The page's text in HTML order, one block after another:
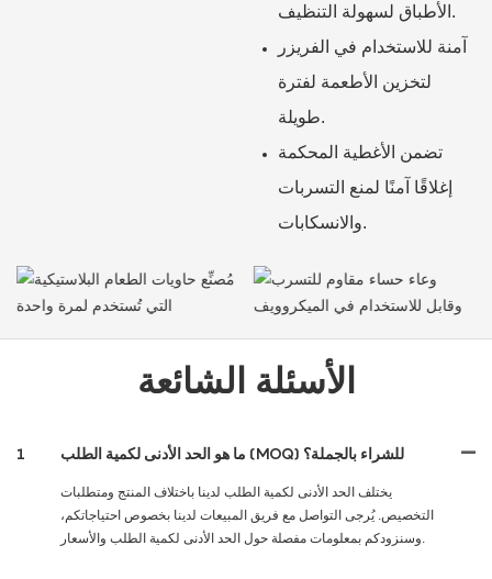
الأطباق لسهولة التنظيف.
آمنة للاستخدام في الفريزر
لتخزين الأطعمة لفترة
طويلة.
تضمن الأغطية المحكمة
إغلاقًا آمنًا لمنع التسربات
والانسكابات.
الأسئلة الشائعة
1 ما هو الحد الأدنى لكمية الطلب (MOQ) للشراء بالجملة؟
يختلف الحد الأدنى لكمية الطلب لدينا باختلاف المنتج ومتطلبات
التخصيص. يُرجى التواصل مع فريق المبيعات لدينا بخصوص احتياجاتكم،
وسنزودكم بمعلومات مفصلة حول الحد الأدنى لكمية الطلب والأسعار.